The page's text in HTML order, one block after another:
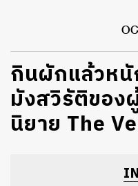
กินผักแล้วหนั
มังสวิรัติของ
นิยาย The